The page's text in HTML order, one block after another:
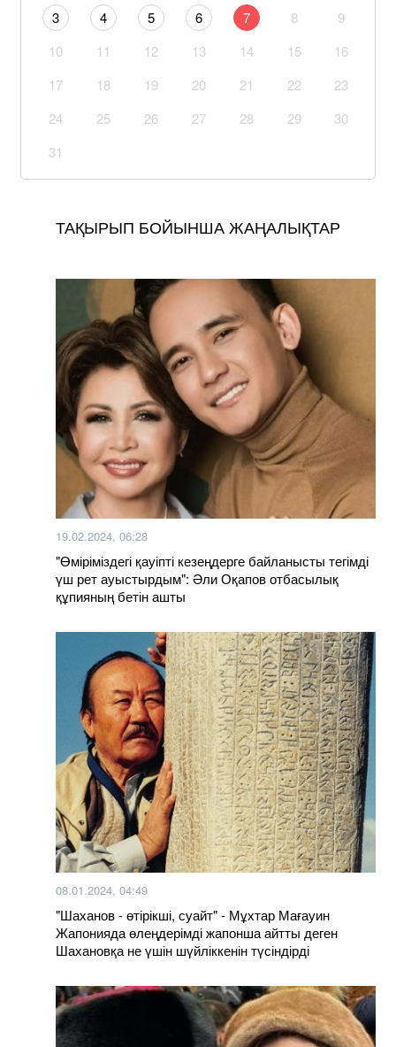
3
4 5 6 7 8
9
10
11 12 13 14 15
16
17
18 19 20 21 22
23
24
25 26 27 28 29
30
31
ТАҚЫРЫП БОЙЫНША ЖАҢАЛЫҚТАР
19.02.2024, 06:28
"Өміріміздегі қауіпті кезеңдерге байланысты тегімді
үш рет ауыстырдым": Әли Оқапов отбасылық
құпияның бетін ашты
08.01.2024, 04:49
"Шаханов - өтірікші, суайт" - Мұхтар Мағауин
Жапонияда өлеңдерімді жапонша айтты деген
Шахановқа не үшін шүйліккенін түсіндірді